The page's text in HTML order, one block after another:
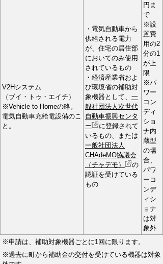
V2Hシステム
（ブイ・トゥ・エイチ）
※Vehicle to Homeの略。
電気自動車充給電設備のこ
と。
・電気自動車から
供給される電力
が、住宅の居住部
においてのみ使用
されているもの
・経済産業省およ
び環境省の補助対
象機器として、 一
般社団法人次世代
自動車振興センタ
ー
に登録されて
いるもの、または
一般社団法人
CHAdeMO協議会
（チャデモ）
の
認証を受けている
もの
円ま
で
※設
置費
用の2
分の1
が上
限
※パ
ワー
コン
ディ
ショ
ナ内
蔵型
の場
合、
パワ
ーコ
ンデ
ィシ
ョナ
は対
象外
※申請は、補助対象機器ごとに1回に限ります。
※過去に町から補助金の交付を受けている機器は対象